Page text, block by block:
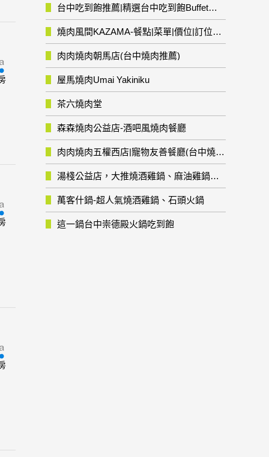
台中吃到飽推薦|精選台中吃到飽Buffet自助餐廳
燒肉風間KAZAMA-餐點|菜單|價位|訂位資訊
肉肉燒肉朝馬店(台中燒肉推薦)
屋馬燒肉Umai Yakiniku
茶六燒肉堂
森森燒肉公益店-酒吧風燒肉餐廳
肉肉燒肉五權西店|寵物友善餐廳(台中燒肉推薦)
湯棧公益店，大推燒酒雞鍋、麻油雞鍋暖暖有夠補
萬客什鍋-超人氣燒酒雞鍋、石頭火鍋
這一鍋台中崇德殿火鍋吃到飽